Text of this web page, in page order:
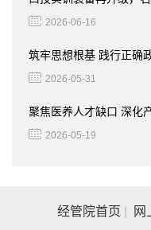
位 2026-06-16
筑牢思想根基 践行正
课 2026-05-31
聚焦医养人才缺口 深
利康养社区开展访企拓岗
2026-05-19
经管院首页 网